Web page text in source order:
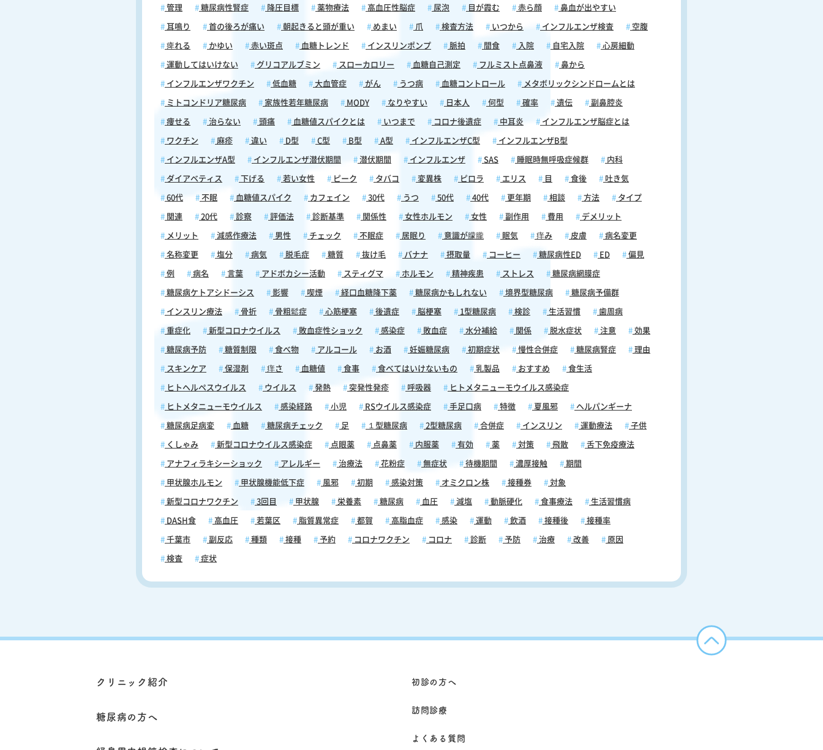
活習慣の改善が、糖尿病予防と管理にお
いて大切な役割を果たします。 糖尿病
と空腹時の眠気には密接な関連がありま
す。ここでは「具体的な特徴と対策」に
る眠気と他の症状（めまい、脱力感な
ど）＞ 低血糖状態は、眠気だけでなく、
引き起こします。これらの症状は血糖値
が急激に低下することによって生じ、脳
結果、自律神経にも影響を与え、患者さ
んは虚脱感や不安定さを感じることがあ
的に低下することもあります。 ＜空腹時
の眠気と食事のタイミング＞ 糖尿病患者
と深く関連しています。不規則な食生活
は血糖値の乱れを引き起こし、その結
を抜いたり食事時間が不規則な場合、身
体は血糖値を安定させるために過度なエ
い眠気が現れることがあります。 ＜糖尿
病治療薬と眠気の関係＞ 糖尿病治療薬の
ものもあります。インスリン製剤や一部
の経口糖尿病薬は、血糖値のコントロー
を与え、疲労感や眠気を引き起こすこと
があります。特にインスリン分泌促進薬
は血糖値の急激な変動を引き起こし、そ
ります。適切な食事管理、服薬指導、定
期的な健康チェックは、これらの症状を
早期に医師に相談し、包括的な治療アプ
ローチを検討することが大切です。 空
いて、空腹時の眠気は重要な健康指標と
なります。以下に「眠気への対策」と
ントロールの重要性と眠気の軽減＞ 適切
るための最も重要な戦略です。持続的に
門家と協力し、患者さん一人ひとりに適
食事療法、適度な運動は、血糖値の変動
リスクの管理＞ インスリン治療は血糖値
管理 糖尿病性腎症 降圧目標 薬物療法 高血圧性脳症 尿泡 目が霞む 赤ら顔 鼻血が出やすい
耳鳴り 首の後ろが痛い 朝起きると頭が重い めまい 爪 検査方法 いつから インフルエンザ検査 空腹
痺れる かゆい 赤い斑点 血糖トレンド インスリンポンプ 脈拍 間食 入院 自宅入院 心房細動
運動してはいけない グリコアルブミン スローカロリー 血糖自己測定 フルミスト点鼻液 鼻から
インフルエンザワクチン 低血糖 大血管症 がん うつ病 血糖コントロール メタボリックシンドロームとは
ミトコンドリア糖尿病 家族性若年糖尿病 MODY なりやすい 日本人 何型 確率 遺伝 副鼻腔炎
痩せる 治らない 頭痛 血糖値スパイクとは いつまで コロナ後遺症 中耳炎 インフルエンザ脳症とは
ワクチン 麻疹 違い D型 C型 B型 A型 インフルエンザC型 インフルエンザB型
インフルエンザA型 インフルエンザ潜伏期間 潜伏期間 インフルエンザ SAS 睡眠時無呼吸症候群 内科
ダイアベティス 下げる 若い女性 ピーク タバコ 変異株 ピロラ エリス 目 食後 吐き気
60代 不眠 血糖値スパイク カフェイン 30代 うつ 50代 40代 更年期 相談 方法 タイプ
関連 20代 診察 評価法 診断基準 関係性 女性ホルモン 女性 副作用 費用 デメリット
メリット 減感作療法 男性 チェック 不眠症 居眠り 意識が朦朧 眠気 痒み 皮膚 病名変更
名称変更 塩分 病気 脱毛症 糖質 抜け毛 バナナ 摂取量 コーヒー 糖尿病性ED ED 偏見
例 病名 言葉 アドボカシー活動 スティグマ ホルモン 精神疾患 ストレス 糖尿病網膜症
糖尿病ケトアシドーシス 影響 喫煙 経口血糖降下薬 糖尿病かもしれない 境界型糖尿病 糖尿病予備群
インスリン療法 骨折 骨粗鬆症 心筋梗塞 後遺症 脳梗塞 1型糖尿病 検診 生活習慣 歯周病
重症化 新型コロナウイルス 敗血症性ショック 感染症 敗血症 水分補給 関係 脱水症状 注意 効果
糖尿病予防 糖質制限 食べ物 アルコール お酒 妊娠糖尿病 初期症状 慢性合併症 糖尿病腎症 理由
スキンケア 保湿剤 痒さ 血糖値 食事 食べてはいけないもの 乳製品 おすすめ 食生活
ヒトヘルペスウイルス ウイルス 発熱 突発性発疹 呼吸器 ヒトメタニューモウイルス感染症
ヒトメタニューモウイルス 感染経路 小児 RSウイルス感染症 手足口病 特徴 夏風邪 ヘルパンギーナ
糖尿病足病変 血糖 糖尿病チェック 足 １型糖尿病 2型糖尿病 合併症 インスリン 運動療法 子供
くしゃみ 新型コロナウイルス感染症 点眼薬 点鼻薬 内服薬 有効 薬 対策 飛散 舌下免疫療法
アナフィラキシーショック アレルギー 治療法 花粉症 無症状 待機期間 濃厚接触 期間
甲状腺ホルモン 甲状腺機能低下症 風邪 初期 感染対策 オミクロン株 接種券 対象
新型コロナワクチン 3回目 甲状腺 栄養素 糖尿病 血圧 減塩 動脈硬化 食事療法 生活習慣病
DASH食 高血圧 若葉区 脂質異常症 都賀 高脂血症 感染 運動 飲酒 接種後 接種率
千葉市 副反応 種類 接種 予約 コロナワクチン コロナ 診断 予防 治療 改善 原因
検査 症状
クリニック紹介
糖尿病の方へ
初診の方へ
訪問診療
よくある質問